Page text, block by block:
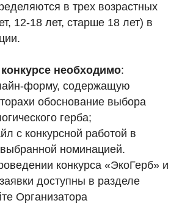
в трех возрастных
12-18 лет, старше 18 лет) в
необходимо:
форму, содержащую
обоснование выбора
герба;
с конкурсной работой в
выбранной номинацией.
конкурса «ЭкоГерб» и
доступны в разделе
Организатора